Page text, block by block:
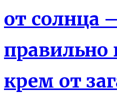
от солнца
правильно
крем от